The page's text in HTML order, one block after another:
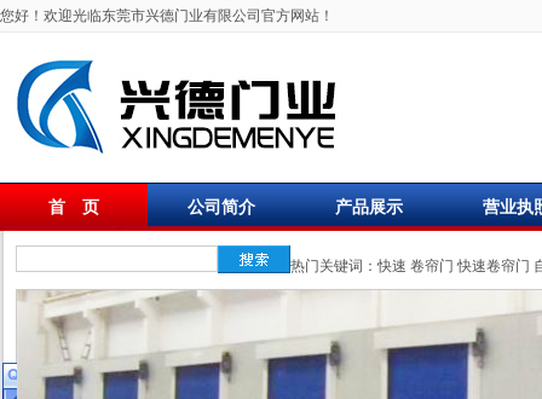
您好！欢迎光临东莞市兴德门业有限公司官方网站！
首 页 公司简介 产品展示 营业执
热门关键词：快速 卷帘门 快速卷帘门